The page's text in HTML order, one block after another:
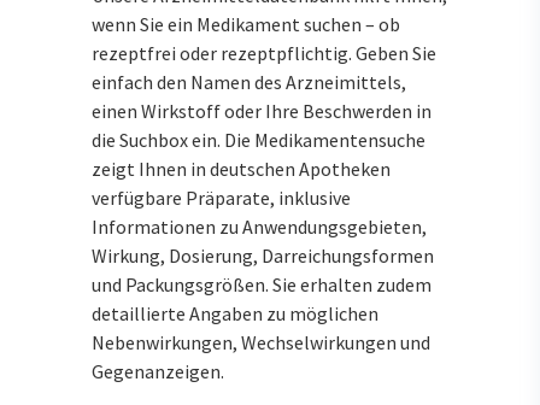
wenn Sie ein Medikament suchen – ob
rezeptfrei oder rezeptpflichtig. Geben Sie
einfach den Namen des Arzneimittels,
einen Wirkstoff oder Ihre Beschwerden in
die Suchbox ein. Die Medikamentensuche
zeigt Ihnen in deutschen Apotheken
verfügbare Präparate, inklusive
Informationen zu Anwendungsgebieten,
Wirkung, Dosierung, Darreichungsformen
und Packungsgrößen. Sie erhalten zudem
detaillierte Angaben zu möglichen
Nebenwirkungen, Wechselwirkungen und
Gegenanzeigen.